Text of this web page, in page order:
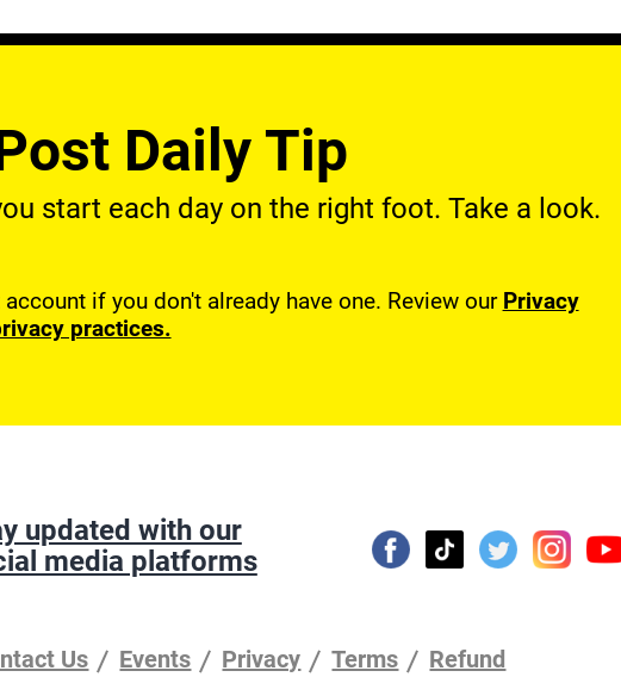
Daily Tip
start each day on the right foot. Take a look.
if you don't already have one. Review our Privacy
practices.
updated with our
media platforms
Us Events Privacy Terms Refund